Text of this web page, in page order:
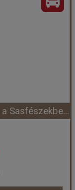
Látogatás a diktátor rezidenciáján a Sasfészekben és séta Salzburgban